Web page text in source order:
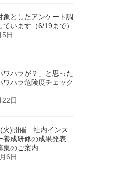
象としたアンケート調
ています（6/19まで）
5日
ワハラが？」と思った
ワハラ危険度チェック
22日
火)開催 社内インス
養成研修の成果発表
のご案内
6日